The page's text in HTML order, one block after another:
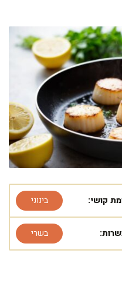
קושי: בינוני
בשרי